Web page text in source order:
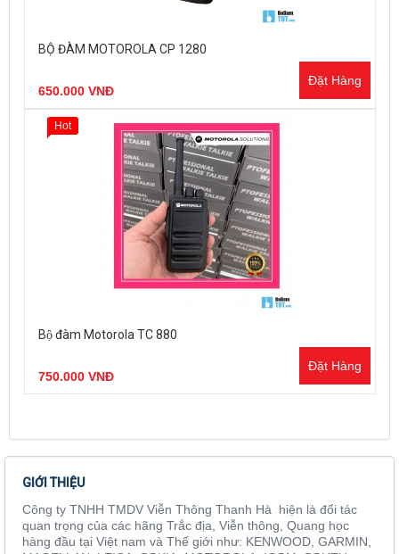
BỘ ĐÀM MOTOROLA CP 1280
650.000 VNĐ
Đặt Hàng
Bộ đàm Motorola TC 880
750.000 VNĐ
Đặt Hàng
Hot
GIỚI THIỆU
Công ty TNHH TMDV Viễn Thông Thanh Hà hiện là đối tác
quan trọng của các hãng Trắc địa, Viễn thông, Quang học
hàng đầu tại Việt nam và Thế giới như: KENWOOD, GARMIN,